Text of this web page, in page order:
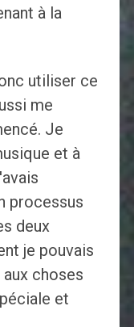
à la
utiliser ce
me
Je
et à
processus
deux
je pouvais
choses
et